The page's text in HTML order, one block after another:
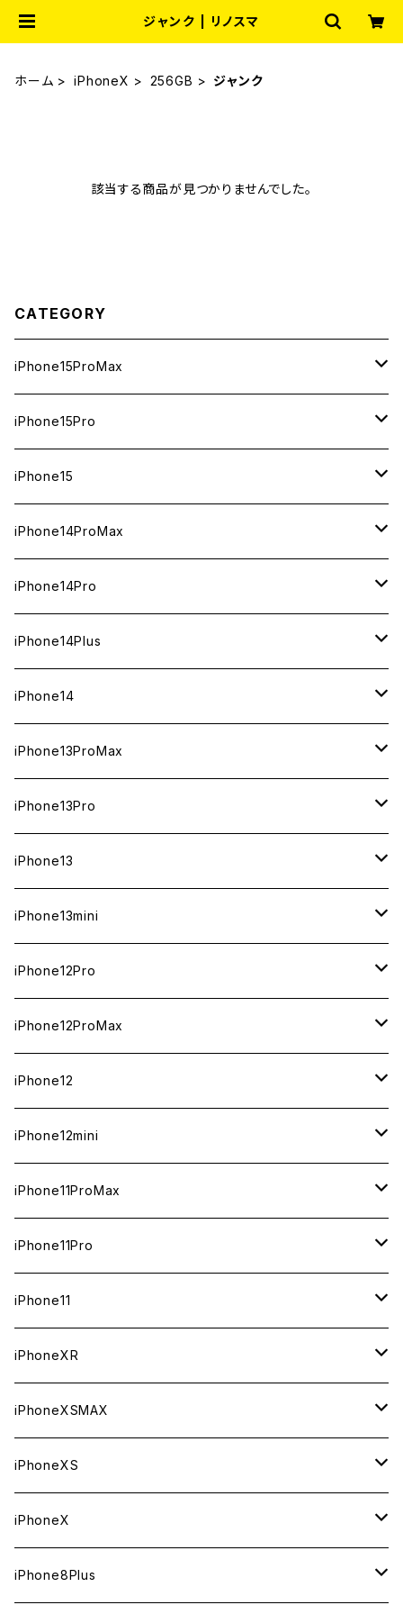
ジャンク | リノスマ
ホーム iPhoneX 256GB ジャンク
該当する商品が見つかりませんでした。
CATEGORY
iPhone15ProMax
1TB
新品
中古（整備済み）
512GB
新品
中古（整備済み）
256GB
新品
中古（整備済み）
iPhone15Pro
1TB
新品
中古（整備済み）
512GB
新品
中古（整備済み）
256GB
新品
中古（整備済み）
128GB
新品
中古（整備済み）
iPhone15
512GB
新品
中古（整備済み）
256GB
新品
中古（整備済み）
128GB
新品
中古（整備済み）
iPhone14ProMax
1TB
新品
中古（整備済み）
512GB
新品
中古（整備済み）
256GB
新品
中古（整備済み）
128GB
新品
中古（整備済み）
iPhone14Pro
1TB
新品
中古（整備済み）
512GB
新品
中古（整備済み）
256GB
新品
中古（整備済み）
128GB
新品
中古（整備済み）
iPhone14Plus
512GB
新品
中古（整備済み）
256GB
新品
中古（整備済み）
128GB
新品
中古（整備済み）
iPhone14
128GB
新品
中古（整備済み）
256GB
新品
中古（整備済み）
512GB
新品
中古（整備済み）
iPhone13ProMax
1TB
新品
中古（整備済み）
512GB
新品
中古（整備済み）
256GB
新品
中古（整備済み）
128GB
新品
中古（整備済み）
iPhone13Pro
1TB
新品
中古（整備済み）
512GB
新品
中古（整備済み）
256GB
新品
中古（整備済み）
128GB
新品
中古（整備済み）
iPhone13
512GB
新品
中古（整備済み）
256GB
新品
中古（整備済み）
128GB
新品
中古（整備済み）
iPhone13mini
512GB
新品
中古（整備済み）
256GB
新品
中古（整備済み）
128GB
新品
中古（整備済み）
iPhone12Pro
128GB
新品
中古（整備済み）
256GB
新品
中古（整備済み）
512GB
新品
中古（整備済み）
iPhone12ProMax
512GB
新品
中古（整備済み）
256GB
新品
中古（整備済み）
128GB
新品
中古（整備済み）
iPhone12
256GB
新品
中古（整備済み）
128GB
新品
中古（整備済み）
64GB
新品
中古（整備済み）
iPhone12mini
256GB
新品
中古（整備済み）
128GB
新品
中古（整備済み）
64GB
新品
中古（整備済み）
iPhone11ProMax
512GB
新品
中古（整備済み）
256GB
新品
中古（整備済み）
64GB
新品
中古（整備済み）
iPhone11Pro
512GB
新品
中古（整備済み）
256GB
新品
中古（整備済み）
64GB
新品
中古（整備済み）
iPhone11
256GB
新品
中古（整備済み）
128GB
新品
中古（整備済み）
64GB
新品
中古（整備済み）
iPhoneXR
256GB
新品
中古（整備済み）
128GB
新品
中古（整備済み）
64GB
新品
iPhoneXSMAX
512GB
新品
中古（整備済み）
256GB
新品
64GB
iPhoneXS
512GB
新品
256GB
iPhoneX
256GB
iPhone8Plus